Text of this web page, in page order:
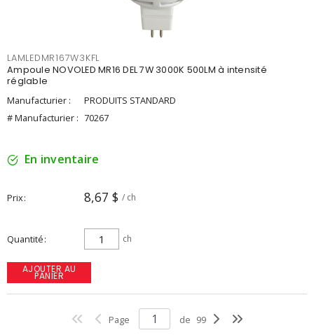
LAMLEDMR167W3KFL
Ampoule NOVOLED MR16 DEL 7W 3000K 500LM à intensité
réglable
Manufacturier :
PRODUITS STANDARD
# Manufacturier : 70267
En inventaire
Prix 8,67 $ / ch
Quantité ch
AJOUTER AU
PANIER
Page de 99